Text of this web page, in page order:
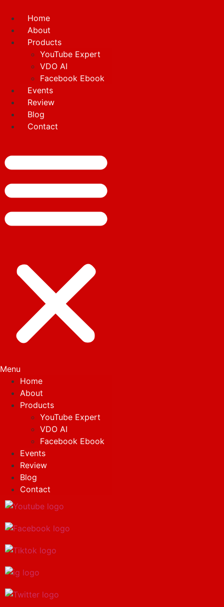
content
Home
About
Products
YouTube Expert
VDO AI
Facebook Ebook
Events
Review
Blog
Contact
Menu
Home
About
Products
YouTube Expert
VDO AI
Facebook Ebook
Events
Review
Blog
Contact